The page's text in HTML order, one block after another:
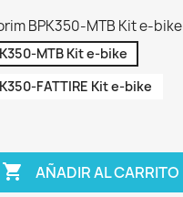
BPK350-MTB Kit e-bike
MTB Kit e-bike
FATTIRE Kit e-bike
 AÑADIR AL CARRITO